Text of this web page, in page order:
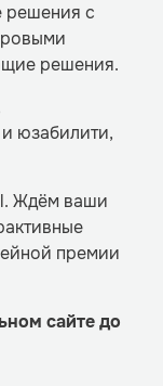
решения с
решения.
юзабилити,
Ждём ваши
премии
сайтедо